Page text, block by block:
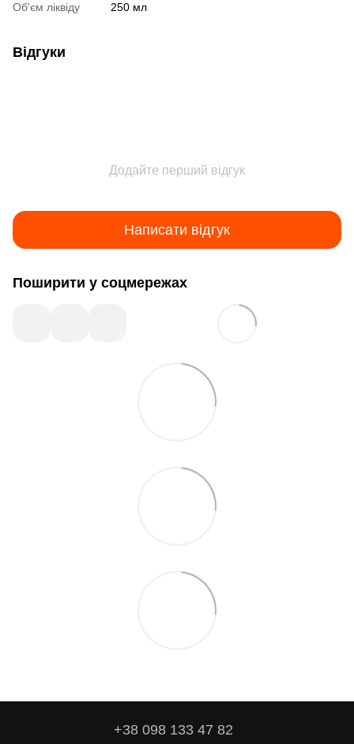
Об'єм ліквіду
250 мл
Відгуки
Додайте перший відгук
Написати відгук
Поширити у соцмережах
+38 098 133 47 82